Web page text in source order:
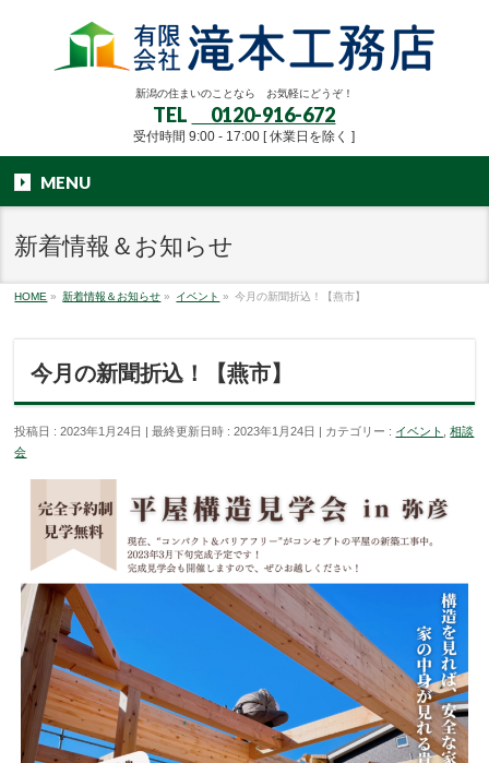
新潟の住まいのことなら お気軽にどうぞ！
TEL 0120-916-672
受付時間 9:00 - 17:00 [ 休業日を除く ]
MENU
新着情報＆お知らせ
HOME » 新着情報＆お知らせ » イベント » 今月の新聞折込！【燕市】
今月の新聞折込！【燕市】
投稿日 : 2023年1月24日 最終更新日時 : 2023年1月24日 カテゴリー : イベント ,相談
会